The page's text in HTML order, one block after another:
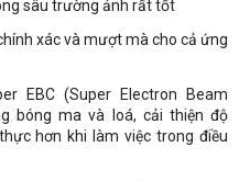
sâu trường ảnh rất tốt
xác và mượt mà cho cả ứng
EBC (Super Electron Beam
bóng ma và loá, cải thiện độ
hơn khi làm việc trong điều